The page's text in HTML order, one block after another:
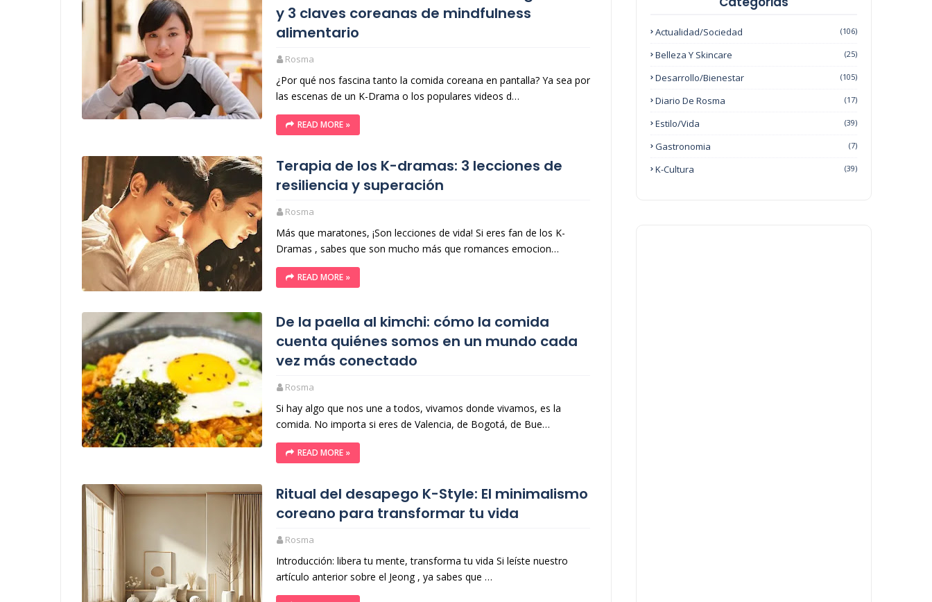
y 3 claves coreanas de mindfulness
alimentario
Rosma
¿Por qué nos fascina tanto la comida coreana en pantalla? Ya sea por
las escenas de un K-Drama o los populares videos d…
READ MORE »
Terapia de los K-dramas: 3 lecciones de
resiliencia y superación
Rosma
Más que maratones, ¡Son lecciones de vida! Si eres fan de los K-
Dramas , sabes que son mucho más que romances emocion…
READ MORE »
De la paella al kimchi: cómo la comida
cuenta quiénes somos en un mundo cada
vez más conectado
Rosma
Si hay algo que nos une a todos, vivamos donde vivamos, es la
comida. No importa si eres de Valencia, de Bogotá, de Bue…
READ MORE »
Ritual del desapego K-Style: El minimalismo
coreano para transformar tu vida
Rosma
Introducción: libera tu mente, transforma tu vida Si leíste nuestro
artículo anterior sobre el Jeong , ya sabes que …
Actualidad/Sociedad (106)
Belleza Y Skincare (25)
Desarrollo/Bienestar (105)
Diario De Rosma (17)
Estilo/Vida (39)
Gastronomia (7)
K-Cultura (39)